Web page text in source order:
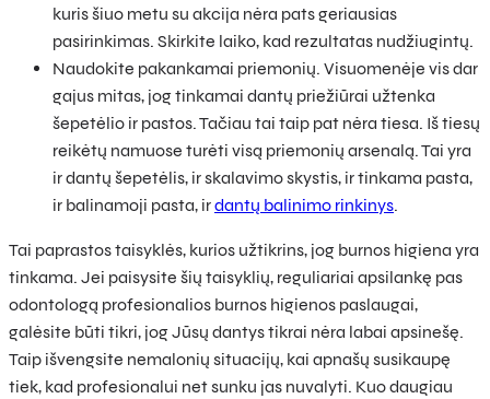
kuris šiuo metu su akcija nėra pats geriausias
pasirinkimas. Skirkite laiko, kad rezultatas nudžiugintų.
Naudokite pakankamai priemonių. Visuomenėje vis dar
gajus mitas, jog tinkamai dantų priežiūrai užtenka
šepetėlio ir pastos. Tačiau tai taip pat nėra tiesa. Iš tiesų
reikėtų namuose turėti visą priemonių arsenalą. Tai yra
ir dantų šepetėlis, ir skalavimo skystis, ir tinkama pasta,
ir balinamoji pasta, irdantų balinimo rinkinys.
Tai paprastos taisyklės, kurios užtikrins, jog burnos higiena yra
tinkama. Jei paisysite šių taisyklių, reguliariai apsilankę pas
odontologą profesionalios burnos higienos paslaugai,
galėsite būti tikri, jog Jūsų dantys tikrai nėra labai apsinešę.
Taip išvengsite nemalonių situacijų, kai apnašų susikaupę
tiek, kad profesionalui net sunku jas nuvalyti. Kuo daugiau